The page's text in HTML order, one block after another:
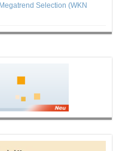
Selection (WKN